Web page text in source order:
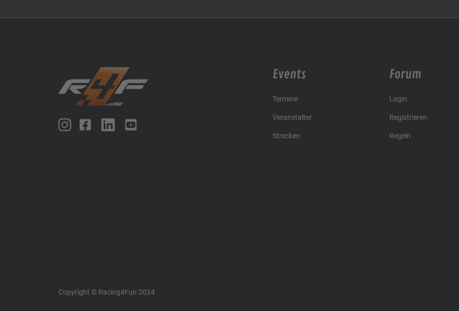
Events
Termine
Veranstalter
Strecken
Forum
Login
Registrieren
Regeln
Copyright © Racing4Fun 2024